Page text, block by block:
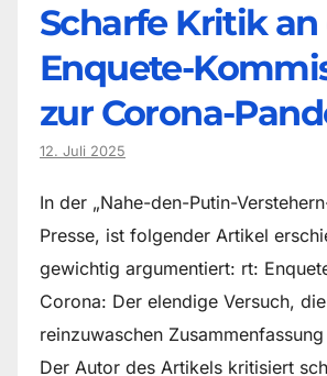
Scharfe Kritik an
Enquete-
zur Corona-
12. Juli 2025
In der „Nahe-den-Putin-
Presse, ist folgender Artikel
gewichtig argumentiert: rt:
Corona: Der elendige Versuch,
reinzuwaschen
Der Autor des Artikels kritisiert